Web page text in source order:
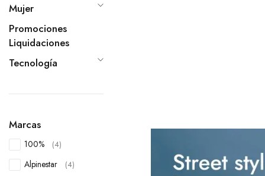
Mujer
Promociones
Liquidaciones
Tecnología
Marcas
100% (4)
Alpinestar (4)